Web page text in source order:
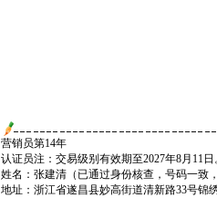
营销员第14年
认证员注：交易级别有效期至2027年8月11日
姓名：张建清（已通过身份核查，号码一致
地址：浙江省遂昌县妙高街道清新路33号锦